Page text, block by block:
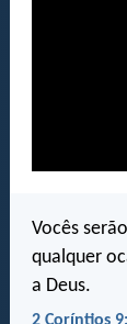
Vocês
qualquer
a Deus.